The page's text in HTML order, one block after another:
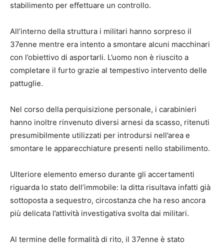
stabilimento per effettuare un controllo.
All’interno della struttura i militari hanno sorpreso il
37enne mentre era intento a smontare alcuni macchinari
con l’obiettivo di asportarli. L’uomo non è riuscito a
completare il furto grazie al tempestivo intervento delle
pattuglie.
Nel corso della perquisizione personale, i carabinieri
hanno inoltre rinvenuto diversi arnesi da scasso, ritenuti
presumibilmente utilizzati per introdursi nell’area e
smontare le apparecchiature presenti nello stabilimento.
Ulteriore elemento emerso durante gli accertamenti
riguarda lo stato dell’immobile: la ditta risultava infatti già
sottoposta a sequestro, circostanza che ha reso ancora
più delicata l’attività investigativa svolta dai militari.
Al termine delle formalità di rito, il 37enne è stato